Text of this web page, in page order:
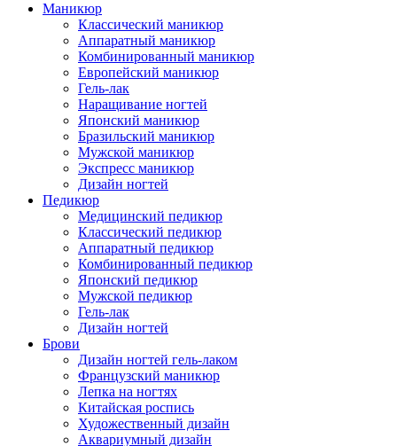
Маникюр
Классический маникюр
Аппаратный маникюр
Комбинированный маникюр
Европейский маникюр
Гель-лак
Наращивание ногтей
Японский маникюр
Бразильский маникюр
Мужской маникюр
Экспресс маникюр
Дизайн ногтей
Педикюр
Медицинский педикюр
Классический педикюр
Аппаратный педикюр
Комбинированный педикюр
Японский педикюр
Мужской педикюр
Гель-лак
Дизайн ногтей
Брови
Дизайн ногтей гель-лаком
Французский маникюр
Лепка на ногтях
Китайская роспись
Художественный дизайн
Аквариумный дизайн